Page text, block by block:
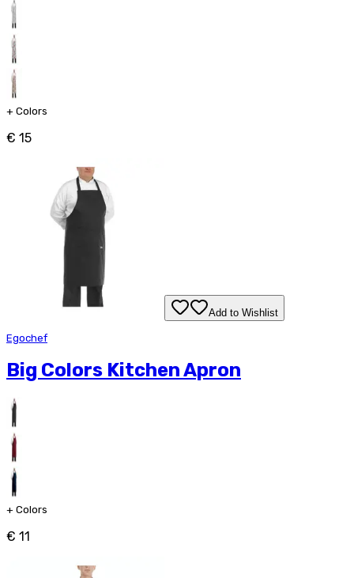
+ Colors
€ 15
Add to Wishlist
Egochef
Big Colors Kitchen Apron
+ Colors
€ 11